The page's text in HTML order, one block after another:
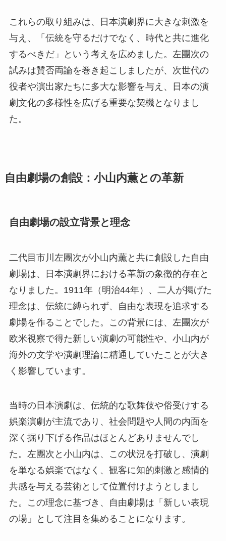
これらの取り組みは、日本演劇界に大きな刺激を
与え、「伝統を守るだけでなく、時代と共に進化
するべきだ」という考えを広めました。左團次の
試みは賛否両論を巻き起こしましたが、次世代の
役者や演出家たちに多大な影響を与え、日本の演
劇文化の多様性を広げる重要な契機となりまし
た。
自由劇場の創設：小山内薫との革新
自由劇場の設立背景と理念
二代目市川左團次が小山内薫と共に創設した自由
劇場は、日本演劇界における革新の象徴的存在と
なりました。1911年（明治44年）、二人が掲げた
理念は、伝統に縛られず、自由な表現を追求する
劇場を作ることでした。この背景には、左團次が
欧米視察で得た新しい演劇の可能性や、小山内が
海外の文学や演劇理論に精通していたことが大き
く影響しています。
当時の日本演劇は、伝統的な歌舞伎や俗受けする
娯楽演劇が主流であり、社会問題や人間の内面を
深く掘り下げる作品はほとんどありませんでし
た。左團次と小山内は、この状況を打破し、演劇
を単なる娯楽ではなく、観客に知的刺激と感情的
共感を与える芸術として位置付けようとしまし
た。この理念に基づき、自由劇場は「新しい表現
の場」として注目を集めることになります。